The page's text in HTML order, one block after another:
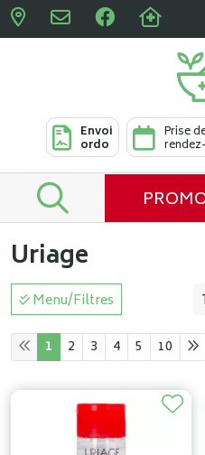
Envoi
ordo
Prise
Uriage
Menu/Filtres
1 2 3 4 5 10